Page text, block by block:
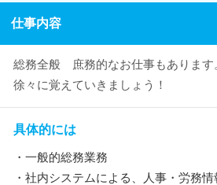
仕事内容
総務全般 庶務的なお仕事もありま
徐々に覚えていきましょう！
具体的には
・一般的総務業務
・社内システムによる、人事・労務